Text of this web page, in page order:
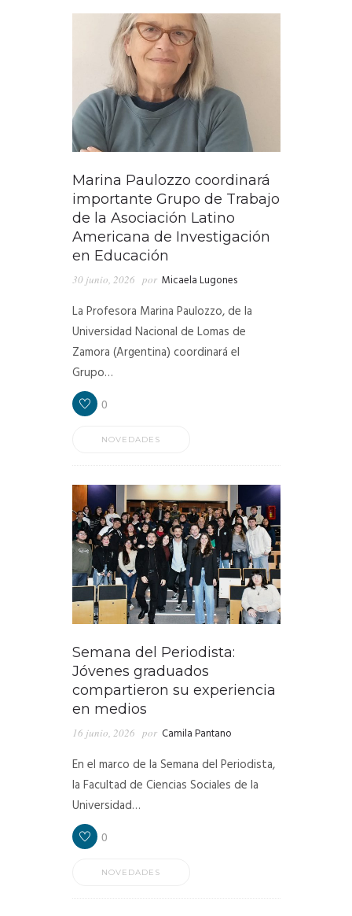
Marina Paulozzo coordinará
importante Grupo de Trabajo
de la Asociación Latino
Americana de Investigación
en Educación
30 junio, 2026 por Micaela Lugones
La Profesora Marina Paulozzo, de la
Universidad Nacional de Lomas de
Zamora (Argentina) coordinará el
Grupo…
0
NOVEDADES
Semana del Periodista:
Jóvenes graduados
compartieron su experiencia
en medios
16 junio, 2026 por Camila Pantano
En el marco de la Semana del Periodista,
la Facultad de Ciencias Sociales de la
Universidad…
0
NOVEDADES